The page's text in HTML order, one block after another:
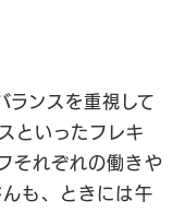
ランスを重視して
といったフレキ
それぞれの働きや
も、ときには午